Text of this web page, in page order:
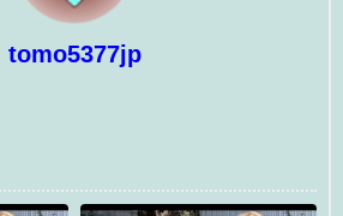
tomo5377jp